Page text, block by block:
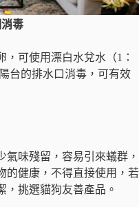
毒
可使用漂白水兌水（1：
台的排水口消毒，可有效
味殘留，容易引來蟻群，
的健康，不得直接使用，若
，挑選貓狗友善產品。